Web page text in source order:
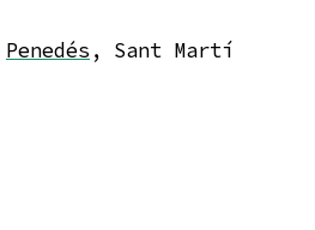
Penedés , Sant Martí